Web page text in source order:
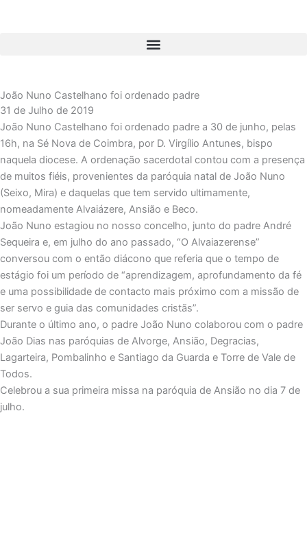
João Nuno Castelhano foi ordenado padre
31 de Julho de 2019
João Nuno Castelhano foi ordenado padre a 30 de junho, pelas
16h, na Sé Nova de Coimbra, por D. Virgílio Antunes, bispo
naquela diocese. A ordenação sacerdotal contou com a presença
de muitos fiéis, provenientes da paróquia natal de João Nuno
(Seixo, Mira) e daquelas que tem servido ultimamente,
nomeadamente Alvaiázere, Ansião e Beco.
João Nuno estagiou no nosso concelho, junto do padre André
Sequeira e, em julho do ano passado, “O Alvaiazerense”
conversou com o então diácono que referia que o tempo de
estágio foi um período de “aprendizagem, aprofundamento da fé
e uma possibilidade de contacto mais próximo com a missão de
ser servo e guia das comunidades cristãs”.
Durante o último ano, o padre João Nuno colaborou com o padre
João Dias nas paróquias de Alvorge, Ansião, Degracias,
Lagarteira, Pombalinho e Santiago da Guarda e Torre de Vale de
Todos.
Celebrou a sua primeira missa na paróquia de Ansião no dia 7 de
julho.